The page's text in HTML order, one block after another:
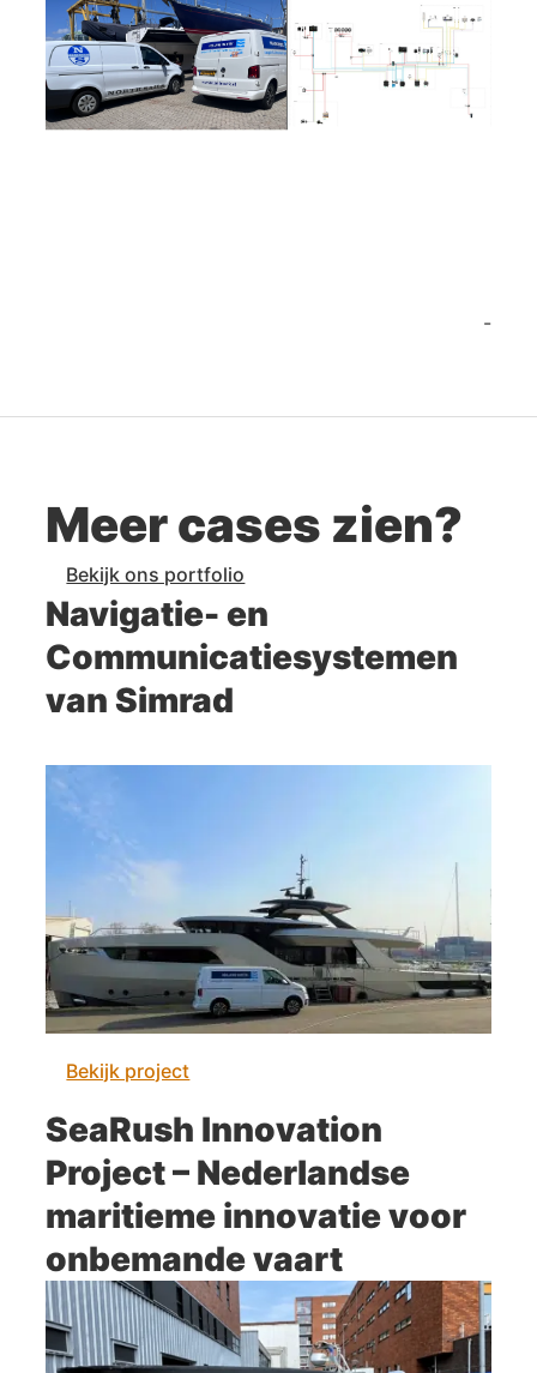
-
Meer cases zien?
Bekijk ons portfolio
Navigatie- en
Communicatiesystemen
van Simrad
Bekijk project
SeaRush Innovation
Project – Nederlandse
maritieme innovatie voor
onbemande vaart